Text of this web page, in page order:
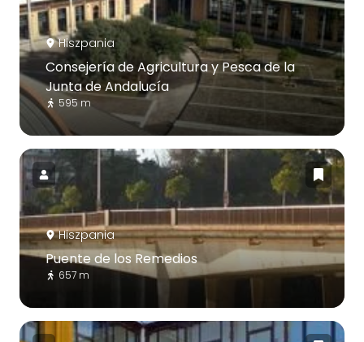
Hiszpania
Consejería de Agricultura y Pesca de la
Junta de Andalucía
595 m
Hiszpania
Puente de los Remedios
657 m